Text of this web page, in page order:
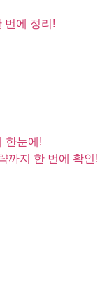
번에 정리!
한눈에!
까지 한 번에 확인!